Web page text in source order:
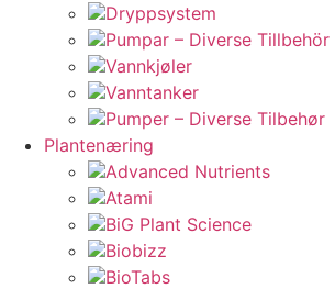
Dryppsystem
Pumpar – Diverse Tillbehör
Vannkjøler
Vanntanker
Pumper – Diverse Tilbehør
Plantenæring
Advanced Nutrients
Atami
BiG Plant Science
Biobizz
BioTabs